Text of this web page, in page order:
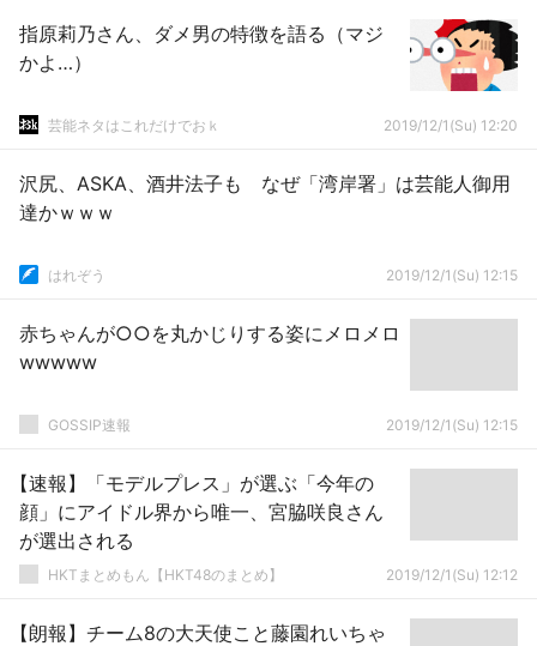
指原莉乃さん、ダメ男の特徴を語る（マジ
かよ…）
芸能ネタはこれだけでおｋ 2019/12/1(Su) 12:20
沢尻、ASKA、酒井法子も なぜ「湾岸署」は芸能人御用
達かｗｗｗ
はれぞう 2019/12/1(Su) 12:15
赤ちゃんが○○を丸かじりする姿にメロメロ
wwwww
GOSSIP速報 2019/12/1(Su) 12:15
【速報】「モデルプレス」が選ぶ「今年の
顔」にアイドル界から唯一、宮脇咲良さん
が選出される
HKTまとめもん【HKT48のまとめ】 2019/12/1(Su) 12:12
【朗報】チーム8の大天使こと藤園れいちゃ